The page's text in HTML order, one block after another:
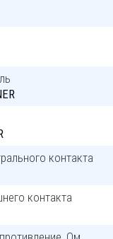
контакта
контакта